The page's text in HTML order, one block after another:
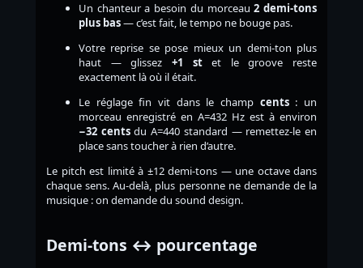
Un chanteur a besoin du morceau2 demi-tons
plus bas— c’est fait, le tempo ne bouge pas.
Votre reprise se pose mieux un demi-ton plus
haut — glissez +1 stet le groove reste
exactement là où il était.
Le réglage fin vit dans le champ cents: un
morceau enregistré en A=432 Hz est à environ
−32 centsdu A=440 standard — remettez-le en
place sans toucher à rien d’autre.
Le pitch est limité à ±12 demi-tons — une octave dans
chaque sens. Au-delà, plus personne ne demande de la
musique : on demande du sound design.
Demi-tons ↔ pourcentage